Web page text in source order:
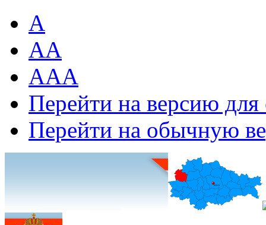
A
AA
AAA
Перейти на версию
Перейти на обычную